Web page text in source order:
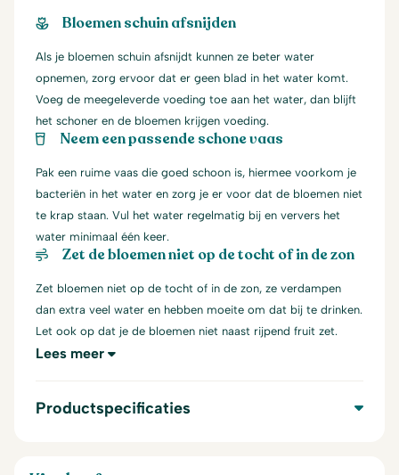
Bloemen schuin afsnijden
Als je bloemen schuin afsnijdt kunnen ze beter water
opnemen, zorg ervoor dat er geen blad in het water komt.
Voeg de meegeleverde voeding toe aan het water, dan blijft
het schoner en de bloemen krijgen voeding.
Neem een passende schone vaas
Pak een ruime vaas die goed schoon is, hiermee voorkom je
bacteriën in het water en zorg je er voor dat de bloemen niet
te krap staan. Vul het water regelmatig bij en ververs het
water minimaal één keer.
Zet de bloemen niet op de tocht of in de zon
Zet bloemen niet op de tocht of in de zon, ze verdampen
dan extra veel water en hebben moeite om dat bij te drinken.
Let ook op dat je de bloemen niet naast rijpend fruit zet.
Lees meer
Productspecificaties